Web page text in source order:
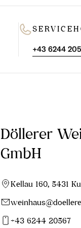
+43 6244
Döllerer
GmbH
Kellau 160, 5431
+43 6244 20567